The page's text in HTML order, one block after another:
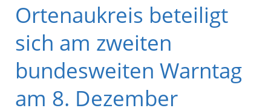
Ortenaukreis beteiligt
sich am zweiten
bundesweiten Warntag
am 8. Dezember